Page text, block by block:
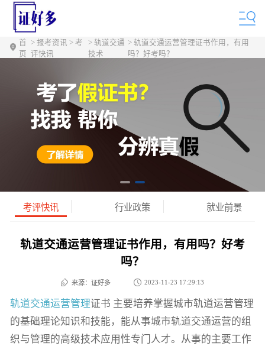
首
页
> 报考资讯 > 考
评快讯
> 轨道交通
技术
> 轨道交通运营管理证书作用，有用
吗？好考吗？
考评快讯 行业政策 就业前景
轨道交通运营管理证书作用，有用吗？好考
吗？
来源： 证好多 2023-11-23 17:29:13
轨道交通运营管理证书 主要培养掌握城市轨道运营管理
的基础理论知识和技能，能从事城市轨道交通运营的组
织与管理的高级技术应用性专门人才。从事的主要工作